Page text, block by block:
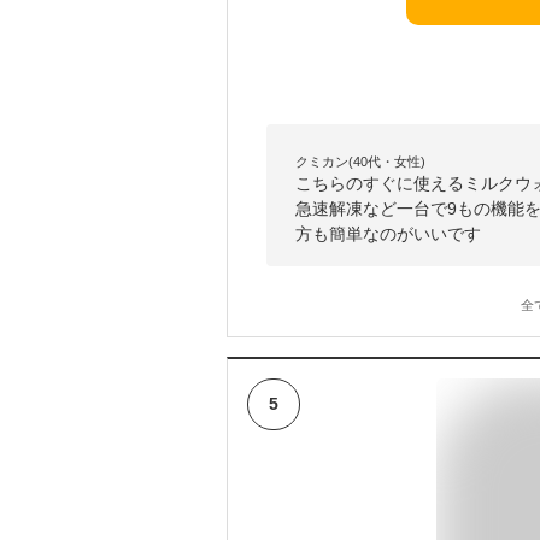
クミカン(40代・女性)
こちらのすぐに使えるミルク
急速解凍など一台で9もの機能
方も簡単なのがいいです
全
5